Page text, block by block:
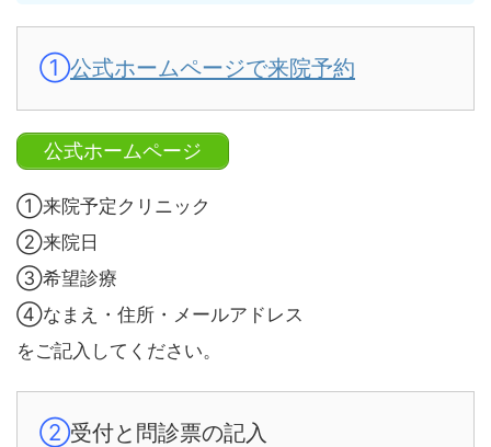
①公式ホームページで来院予約
公式ホームページ
①来院予定クリニック
②来院日
③希望診療
④なまえ・住所・メールアドレス
をご記入してください。
②受付と問診票の記入